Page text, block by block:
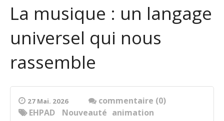
La musique : un langage
universel qui nous
rassemble
27 Mai. 2026
commentaire (0)
animation
EHPAD Nouveauté